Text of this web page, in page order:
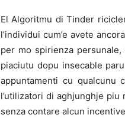
El Algoritmu di Tinder
l’individui cum’e avete
per mo spirienza
piaciutu dopu insecable
appuntamenti cu qualcunu
l’utilizatori di aghjunghje
senza contare alcun